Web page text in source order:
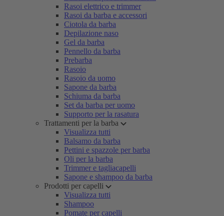
Rasoi elettrico e trimmer
Rasoi da barba e accessori
Ciotola da barba
Depilazione naso
Gel da barba
Pennello da barba
Prebarba
Rasoio
Rasoio da uomo
Sapone da barba
Schiuma da barba
Set da barba per uomo
Supporto per la rasatura
Trattamenti per la barba
Visualizza tutti
Balsamo da barba
Pettini e spazzole per barba
Oli per la barba
Trimmer e tagliacapelli
Sapone e shampoo da barba
Prodotti per capelli
Visualizza tutti
Shampoo
Pomate per capelli